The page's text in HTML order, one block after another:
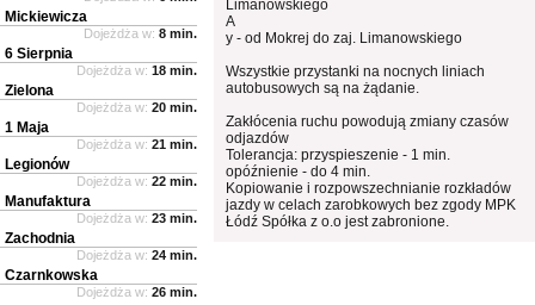
Limanowskiego
A
y - od Mokrej do zaj. Limanowskiego
Wszystkie przystanki na nocnych liniach
autobusowych są na żądanie.
Zakłócenia ruchu powodują zmiany czasów
odjazdów
Tolerancja: przyspieszenie - 1 min.
opóźnienie - do 4 min.
Kopiowanie i rozpowszechnianie rozkładów
jazdy w celach zarobkowych bez zgody MPK
Łódź Spółka z o.o jest zabronione.
Mickiewicza
Dojeżdża w: 8 min.
6 Sierpnia
Dojeżdża w: 18 min.
Zielona
Dojeżdża w: 20 min.
1 Maja
Dojeżdża w: 21 min.
Legionów
Dojeżdża w: 22 min.
Manufaktura
Dojeżdża w: 23 min.
Zachodnia
Dojeżdża w: 24 min.
Czarnkowska
Dojeżdża w: 26 min.